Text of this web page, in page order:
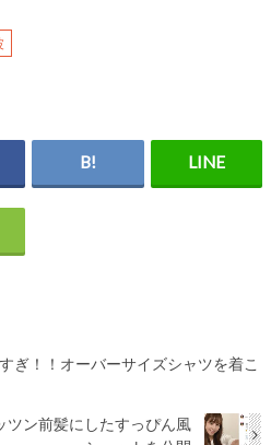
ぎ！！オーバーサイズシャツを着こ
ツン前髪にしたすっぴん風